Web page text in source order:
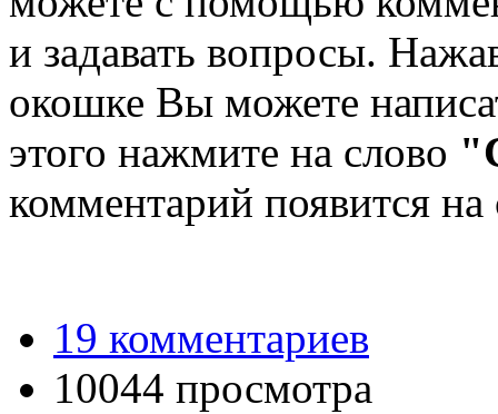
и задавать вопросы.
окошке Вы можете
этого нажмите на слово
комментарий появится на
19 комментариев
10044 просмотра